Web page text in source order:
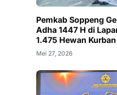
Pemkab Soppeng
Adha 1447 H di
1.475 Hewan
Mei 27, 2026